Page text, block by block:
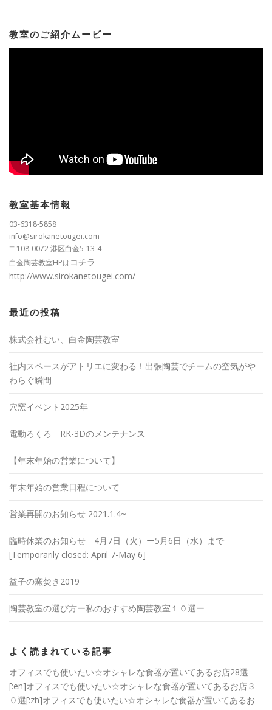
教室のご紹介ムービー
教室基本情報
03-6318-5858
info@sirokanetougei.com
〒108-0072 港区白金5-13-4
白金陶芸教室HPはコチラ
http://www.sirokanetougei.com/
最近の投稿
株式会社むい、白金陶芸教室
社内スペースがアトリエに変わる！出張陶芸でチームの空気がや
わらぐ瞬間
穴窯イベント2025年
電動ろくろ RK-3Dのメンテナンス
【年末年始の営業について】
年末年始の営業日程について
営業再開のお知らせ 2021.1.4~
臨時休業のお知らせ 4月7日（火）ー5月6日（水）まで
[Temporarily closed: April 7-May 6]
益子の窯焚き2019
陶芸教室の選び方ー私のおすすめ陶芸教室１０選ー
よく読まれている記事
オフィスでも使いたい☆オシャレな食器が置いてあるお店28選
[:en]オフィスでも使いたい☆オシャレな食器が置いてあるお店３
０選[:zh]オフィスでも使いたい☆オシャレな食器が置いてあるお